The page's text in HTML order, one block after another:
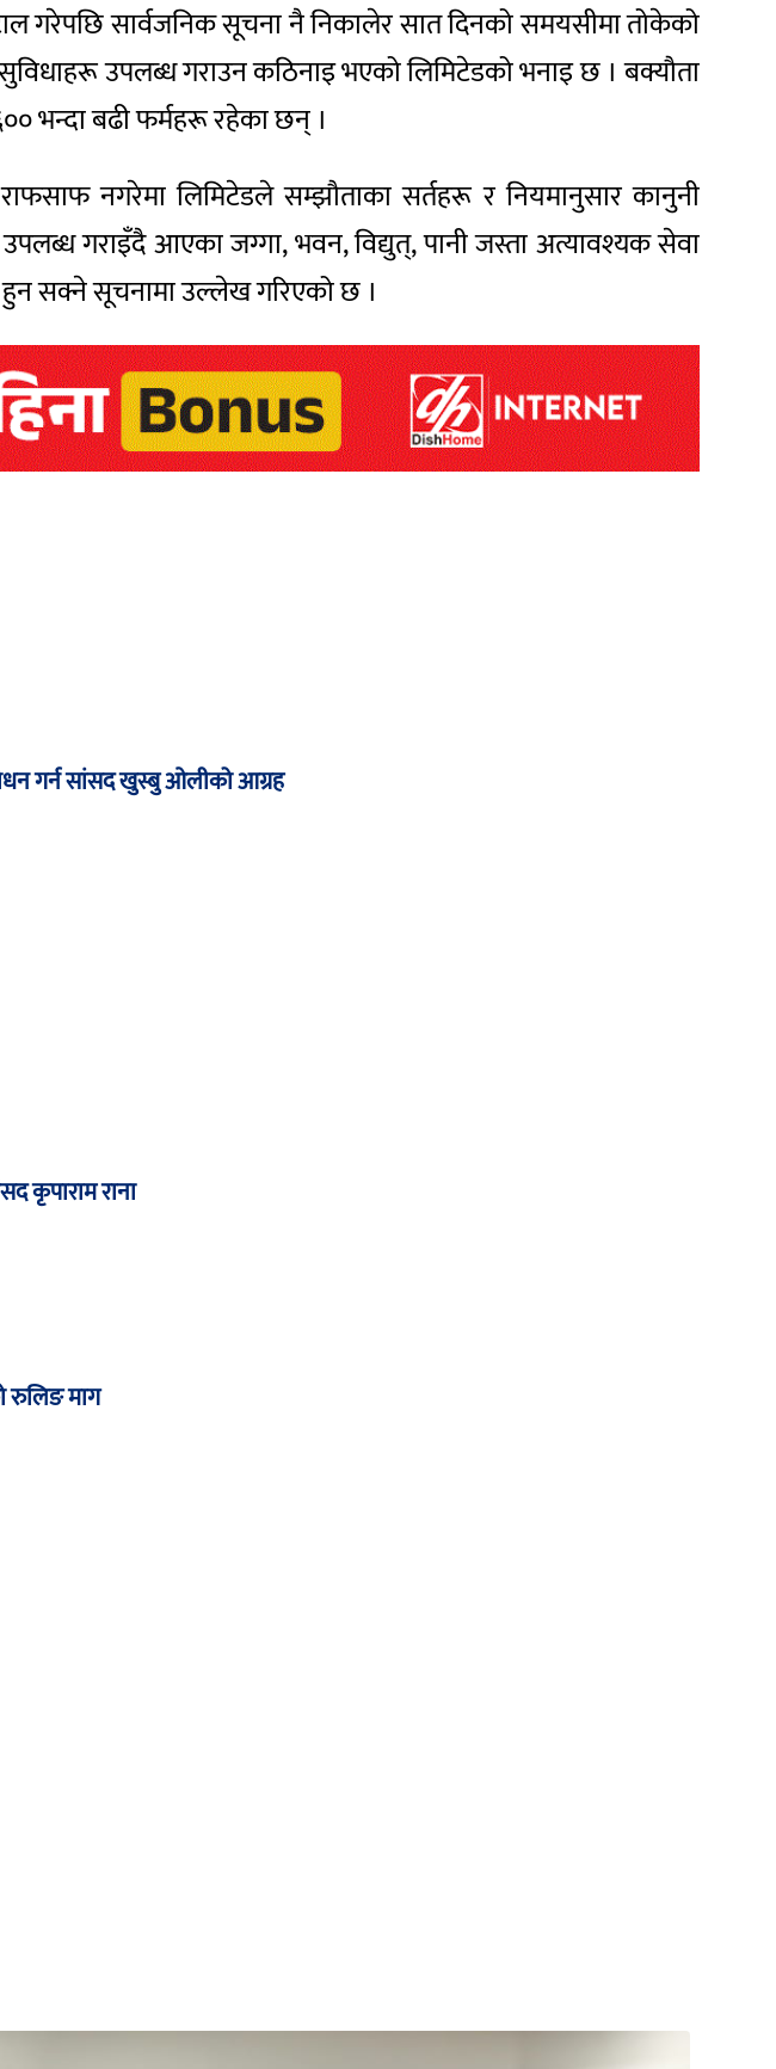
गरेपछि सार्वजनिक सूचना नै निकालेर सात दिनको समयसीमा तोकेको
सुविधाहरू उपलब्ध गराउन कठिनाइ भएको लिमिटेडको भनाइ छ । बक्यौता
भन्दा बढी फर्महरू रहेका छन् ।
नगरेमा लिमिटेडले सम्झौताका सर्तहरू र नियमानुसार कानुनी
उपलब्ध गराइँदै आएका जग्गा, भवन, विद्युत्, पानी जस्ता अत्यावश्यक सेवा
हुन सक्ने सूचनामा उल्लेख गरिएको छ ।
गर्न सांसद खुस्बु ओलीको आग्रह
कृपाराम राना
रुलिङ माग